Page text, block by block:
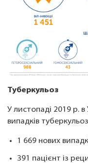
Туберкульоз
У листопаді 2019 р. в
випадків
1 669 нових
391 пацієнт із